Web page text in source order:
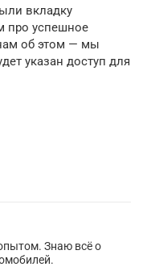
вкладку
про успешное
об этом — мы
указан доступ для
Знаю всё о